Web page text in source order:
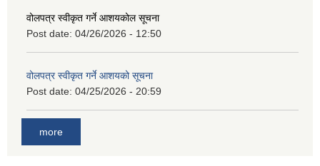
वोलपत्र स्वीकृत गर्ने आशयकोल सूचना
Post date: 04/26/2026 - 12:50
वोलपत्र स्वीकृत गर्ने आशयको सूचना
Post date: 04/25/2026 - 20:59
more